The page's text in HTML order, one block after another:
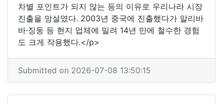
차별 포인트가 되지 않는 등의 이유로 우리나라 시장
진출을 망설였다. 2003년 중국에 진출했다가 알리바
바·징둥 등 현지 업체에 밀려 14년 만에 철수한 경험
도 크게 작용했다.</p>
Submitted on 2026-07-08 13:50:15